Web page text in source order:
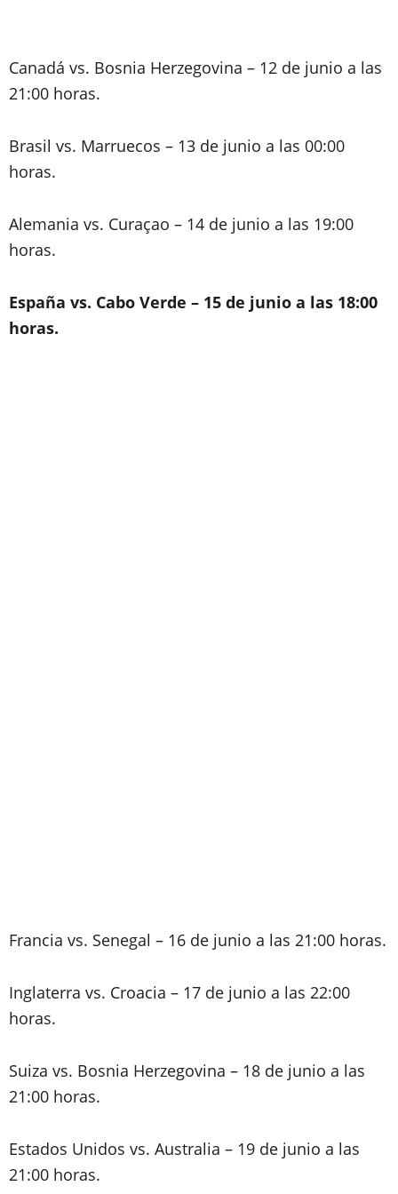
Canadá vs. Bosnia Herzegovina – 12 de junio a las
21:00 horas.
Brasil vs. Marruecos – 13 de junio a las 00:00
horas.
Alemania vs. Curaçao – 14 de junio a las 19:00
horas.
España vs. Cabo Verde – 15 de junio a las 18:00
horas.
Francia vs. Senegal – 16 de junio a las 21:00 horas.
Inglaterra vs. Croacia – 17 de junio a las 22:00
horas.
Suiza vs. Bosnia Herzegovina – 18 de junio a las
21:00 horas.
Estados Unidos vs. Australia – 19 de junio a las
21:00 horas.